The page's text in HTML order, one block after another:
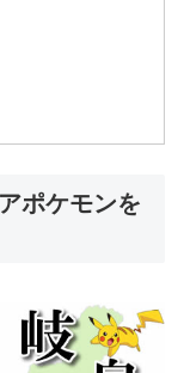
ポケモンを